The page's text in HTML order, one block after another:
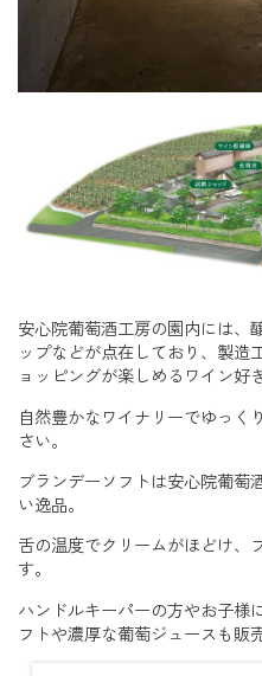
安心院葡萄酒工房の園内には、
ップなどが点在しており、製造
ョッピングが楽しめるワイン好
自然豊かなワイナリーでゆっく
さい。
ブランデーソフトは安心院葡萄
い逸品。
舌の温度でクリームがほどけ、
す。
ハンドルキーパーの方やお子様
フトや濃厚な葡萄ジュースも販